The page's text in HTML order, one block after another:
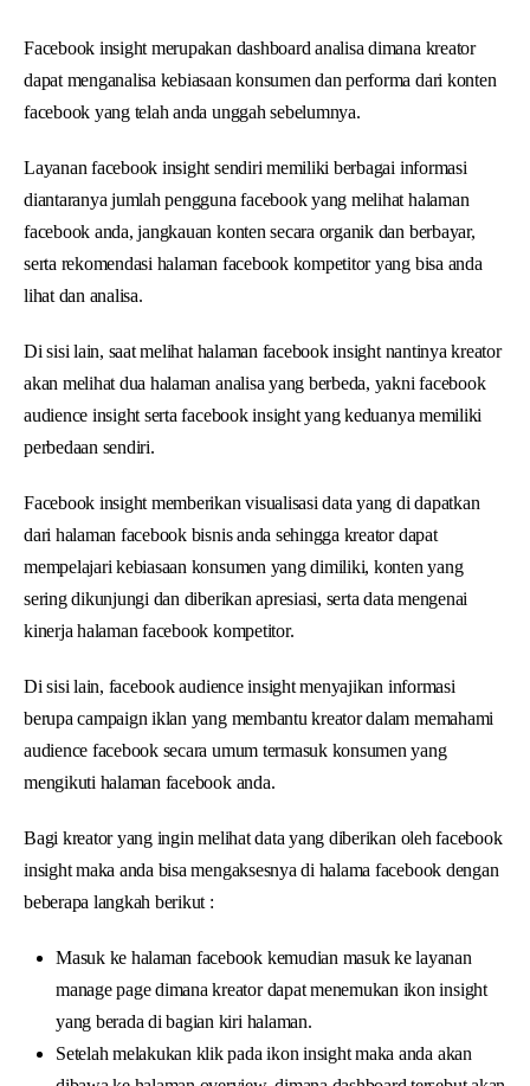
Facebook insight merupakan dashboard analisa dimana kreator
dapat menganalisa kebiasaan konsumen dan performa dari konten
facebook yang telah anda unggah sebelumnya.
Layanan facebook insight sendiri memiliki berbagai informasi
diantaranya jumlah pengguna facebook yang melihat halaman
facebook anda, jangkauan konten secara organik dan berbayar,
serta rekomendasi halaman facebook kompetitor yang bisa anda
lihat dan analisa.
Di sisi lain, saat melihat halaman facebook insight nantinya kreator
akan melihat dua halaman analisa yang berbeda, yakni facebook
audience insight serta facebook insight yang keduanya memiliki
perbedaan sendiri.
Facebook insight memberikan visualisasi data yang di dapatkan
dari halaman facebook bisnis anda sehingga kreator dapat
mempelajari kebiasaan konsumen yang dimiliki, konten yang
sering dikunjungi dan diberikan apresiasi, serta data mengenai
kinerja halaman facebook kompetitor.
Di sisi lain, facebook audience insight menyajikan informasi
berupa campaign iklan yang membantu kreator dalam memahami
audience facebook secara umum termasuk konsumen yang
mengikuti halaman facebook anda.
Bagi kreator yang ingin melihat data yang diberikan oleh facebook
insight maka anda bisa mengaksesnya di halama facebook dengan
beberapa langkah berikut :
Masuk ke halaman facebook kemudian masuk ke layanan
manage page dimana kreator dapat menemukan ikon insight
yang berada di bagian kiri halaman.
Setelah melakukan klik pada ikon insight maka anda akan